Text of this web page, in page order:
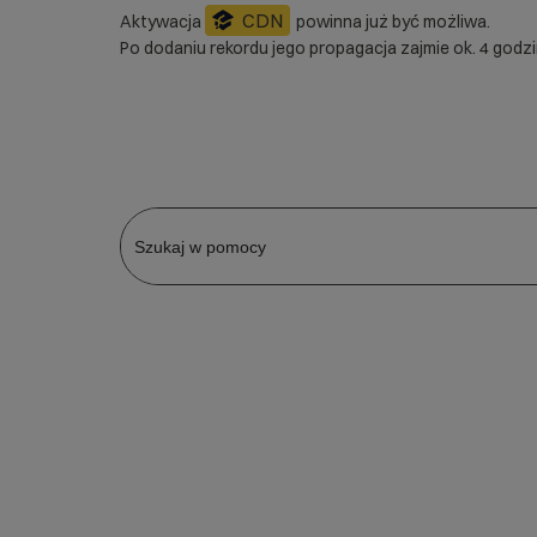
Aktywacja
CDN
powinna już być możliwa.
Po dodaniu rekordu jego propagacja zajmie ok. 4